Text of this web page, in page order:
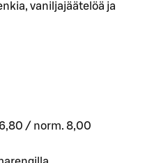
vaniljajäätelöä ja
/ norm. 8,00